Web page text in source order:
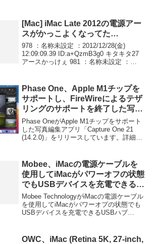
[Mac] iMac Late 2012の電源アー
スがかっこよくなってた…
978 ：名称未設定 ：2012/12/28(金)
12:09:09.39 ID:a+QzmB3g0 キタキタ27
アースかっけぇ 981 ：名称未設定 ：
Phase One、Apple M1チップを
サポートし、FireWireによるテザ
リングのサポートを終了した写真
編集アプリ「Capture One 21
(14.2.0)」をリリース。
Phase OneがApple M1チップをサポート
した写真編集アプリ「Capture One 21
(14.2.0)」をリリースしています。詳細は
Mobee、iMacの電源ケーブルを
使用してiMacがパワーオフの状態
でもUSBデバイスを充電できる
USB 3.0ハブ「Magic Hub」を発
表。
Mobee TechnologyがiMacの電源ケーブル
を使用してiMacがパワーオプの状態でも
USBデバイスを充電できるUSBハブ
OWC、iMac (Retina 5K, 27-inch,